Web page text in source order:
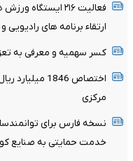
فعالیت ۲۱۶
ارتقاء برنامه های
کسر سهمیه و معرفی به
اختصاص 1846
مرکزی
خدمت حمایتی به صنایع